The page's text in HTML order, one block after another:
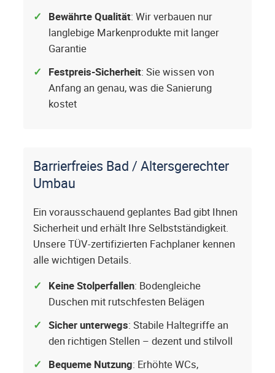
Bewährte Qualität: Wir verbauen nur
langlebige Markenprodukte mit langer
Garantie
Festpreis-Sicherheit: Sie wissen von
Anfang an genau, was die Sanierung
kostet
Barrierfreies Bad / Altersgerechter
Umbau
Ein vorausschauend geplantes Bad gibt Ihnen
Sicherheit und erhält Ihre Selbstständigkeit.
Unsere TÜV-zertifizierten Fachplaner kennen
alle wichtigen Details.
Keine Stolperfallen: Bodengleiche
Duschen mit rutschfesten Belägen
Sicher unterwegs: Stabile Haltegriffe an
den richtigen Stellen – dezent und stilvoll
Bequeme Nutzung: Erhöhte WCs,